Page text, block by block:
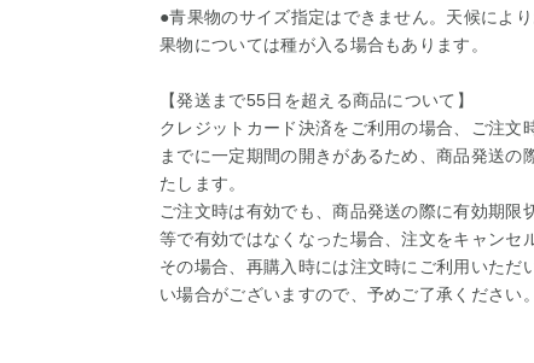
●青果物のサイズ指定はできません。天候によ
果物については種が入る場合もあります。
【発送まで55日を超える商品について】
クレジットカード決済をご利用の場合、ご注文
までに一定期間の開きがあるため、商品発送
たします。
ご注文時は有効でも、商品発送の際に有効期限
等で有効ではなくなった場合、注文をキャンセ
その場合、再購入時には注文時にご利用いただ
い場合がございますので、予めご了承ください。